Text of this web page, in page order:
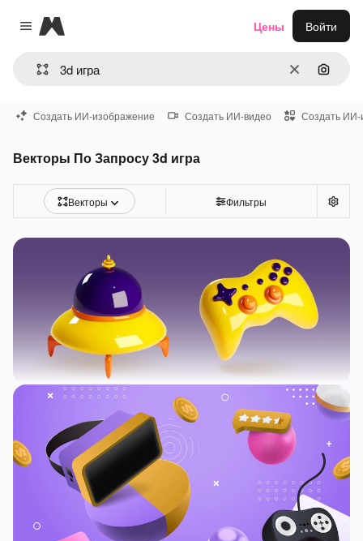
Close menu
Magnific
ОчиститьПоиск
Цены Войти
Создать ИИ-изображение Создать ИИ-видео Создать ИИ-
Векторы По Запросу 3d игра
Векторы Фильтры